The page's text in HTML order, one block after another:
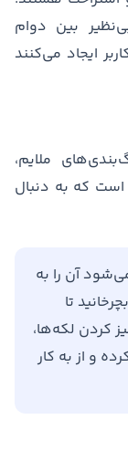
۲۵۵۰، تعادلی بی‌نظیر بین دوام
ایجاد می‌کنند
ملایم،
است که به دنبال
آن را به
یکبار) ۱۸۰ درجه بچرخانید تا
کردن لکه‌ها،
و از به کار